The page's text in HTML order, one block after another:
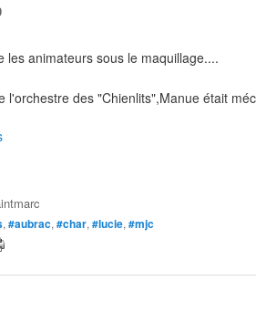
les animateurs sous le maquillage....
l'orchestre des "Chienlits",Manue était
, #aubrac, #char, #lucie, #mjc